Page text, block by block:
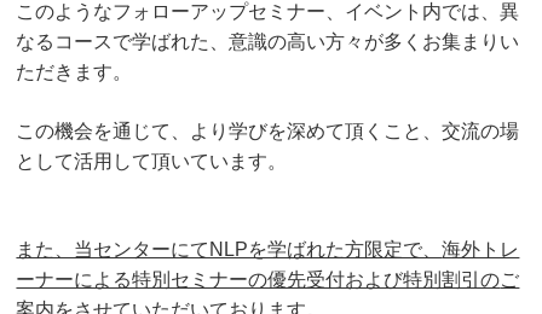
このようなフォローアップセミナー、イベント内では、異
なるコースで学ばれた、意識の高い方々が多くお集まりい
ただきます。
この機会を通じて、より学びを深めて頂くこと、交流の場
として活用して頂いています。
また、当センターにてNLPを学ばれた方限定で、海外トレ
ーナーによる特別セミナーの優先受付および特別割引のご